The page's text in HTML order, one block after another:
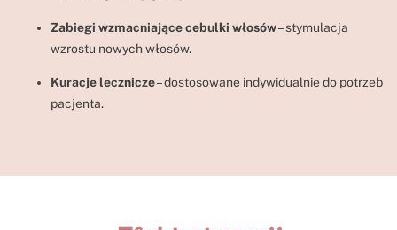
Zabiegi wzmacniające cebulki włosów– stymulacja
wzrostu nowych włosów.
Kuracje lecznicze– dostosowane indywidualnie do potrzeb
pacjenta.